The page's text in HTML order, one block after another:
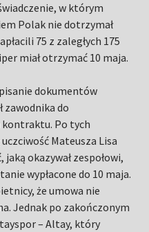
w którym
Polak nie dotrzymał
75 z zaległych 175
miał otrzymać 10 maja.
dokumentów
zawodnika do
Po tych
Mateusza Lisa
okazywał zespołowi,
wypłacone do 10 maja.
że umowa nie
Jednak po zakończonym
– Altay, który